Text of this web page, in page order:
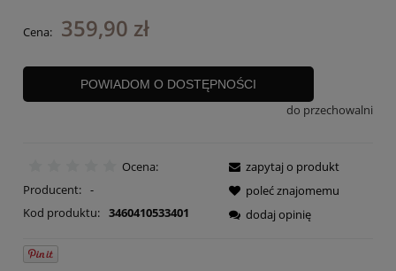
Cena: 359,90 zł
POWIADOM O DOSTĘPNOŚCI
do przechowalni
Ocena:
Producent: -
Kod produktu: 3460410533401
zapytaj o produkt
poleć znajomemu
dodaj opinię